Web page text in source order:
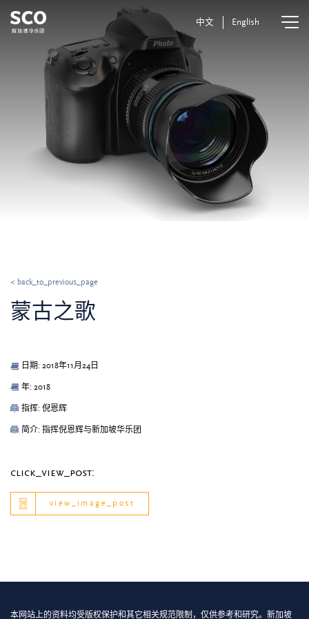
中文 English
< back_to_previous_page
蒙古之歌
日期: 2018年11月24日
年: 2018
指挥: 倪恩辉
简介: 指挥倪恩辉与新加坡华乐团
click_view_post:
view_image_post
本网站上的资料均受版权保护和其它相关规范限制，仅供参考和研究。新加坡